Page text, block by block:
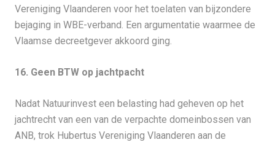
Vereniging Vlaanderen voor het toelaten van bijzondere
bejaging in WBE-verband. Een argumentatie waarmee de
Vlaamse decreetgever akkoord ging.
16. Geen BTW op jachtpacht
Nadat Natuurinvest een belasting had geheven op het
jachtrecht van een van de verpachte domeinbossen van
ANB, trok Hubertus Vereniging Vlaanderen aan de